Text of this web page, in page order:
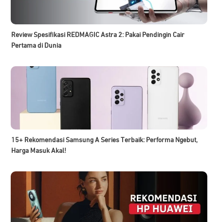
Review Spesifikasi REDMAGIC Astra 2: Pakai Pendingin Cair
Pertama di Dunia
15+ Rekomendasi Samsung A Series Terbaik: Performa Ngebut,
Harga Masuk Akal!